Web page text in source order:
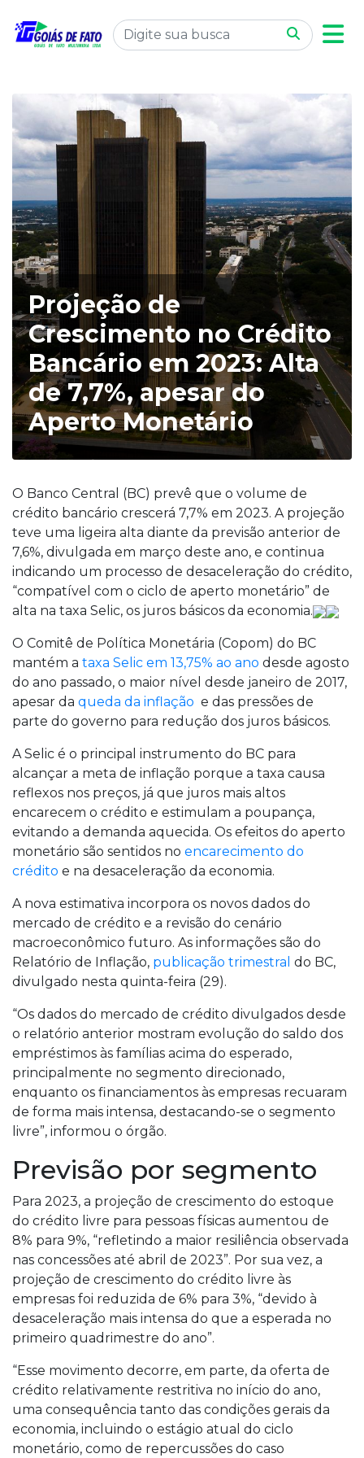
Projeção de
Crescimento no Crédito
Bancário em 2023: Alta
de 7,7%, apesar do
Aperto Monetário
O Banco Central (BC) prevê que o volume de
crédito bancário crescerá 7,7% em 2023. A projeção
teve uma ligeira alta diante da previsão anterior de
7,6%, divulgada em março deste ano, e continua
indicando um processo de desaceleração do crédito,
“compatível com o ciclo de aperto monetário” de
alta na taxa Selic, os juros básicos da economia.
O Comitê de Política Monetária (Copom) do BC
mantém a taxa Selic em 13,75% ao ano desde agosto
do ano passado, o maior nível desde janeiro de 2017,
apesar da queda da inflação e das pressões de
parte do governo para redução dos juros básicos.
A Selic é o principal instrumento do BC para
alcançar a meta de inflação porque a taxa causa
reflexos nos preços, já que juros mais altos
encarecem o crédito e estimulam a poupança,
evitando a demanda aquecida. Os efeitos do aperto
monetário são sentidos no encarecimento do
crédito e na desaceleração da economia.
A nova estimativa incorpora os novos dados do
mercado de crédito e a revisão do cenário
macroeconômico futuro. As informações são do
Relatório de Inflação, publicação trimestral do BC,
divulgado nesta quinta-feira (29).
“Os dados do mercado de crédito divulgados desde
o relatório anterior mostram evolução do saldo dos
empréstimos às famílias acima do esperado,
principalmente no segmento direcionado,
enquanto os financiamentos às empresas recuaram
de forma mais intensa, destacando-se o segmento
livre”, informou o órgão.
Previsão por segmento
Para 2023, a projeção de crescimento do estoque
do crédito livre para pessoas físicas aumentou de
8% para 9%, “refletindo a maior resiliência observada
nas concessões até abril de 2023”. Por sua vez, a
projeção de crescimento do crédito livre às
empresas foi reduzida de 6% para 3%, “devido à
desaceleração mais intensa do que a esperada no
primeiro quadrimestre do ano”.
“Esse movimento decorre, em parte, da oferta de
crédito relativamente restritiva no início do ano,
uma consequência tanto das condições gerais da
economia, incluindo o estágio atual do ciclo
monetário, como de repercussões do caso